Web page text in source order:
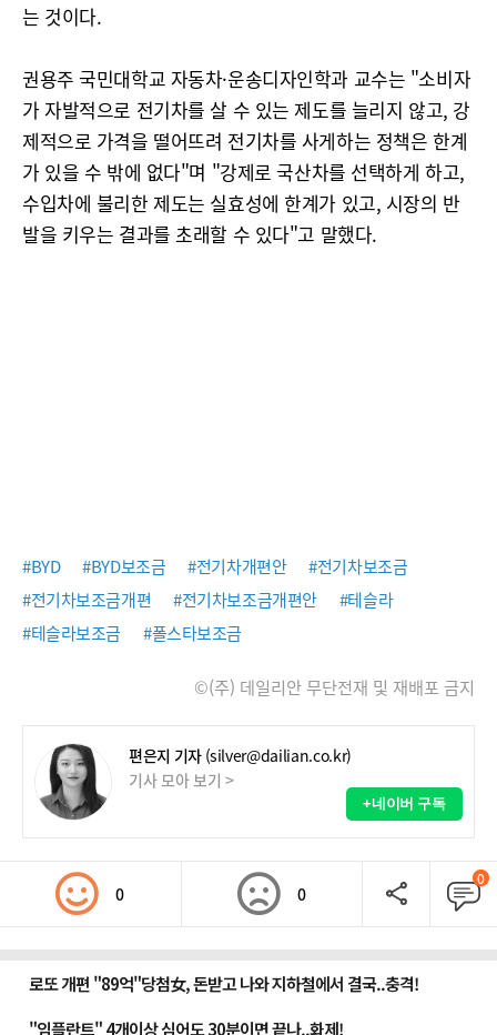
는 것이다.
권용주 국민대학교 자동차·운송디자인학과 교수는 "소비자
가 자발적으로 전기차를 살 수 있는 제도를 늘리지 않고, 강
제적으로 가격을 떨어뜨려 전기차를 사게하는 정책은 한계
가 있을 수 밖에 없다"며 "강제로 국산차를 선택하게 하고,
수입차에 불리한 제도는 실효성에 한계가 있고, 시장의 반
발을 키우는 결과를 초래할 수 있다"고 말했다.
#BYD #BYD보조금 #전기차개편안
#전기차보조금
#전기차보조금개편
#전기차보조금개편안
#테슬라
#테슬라보조금
#폴스타보조금
©(주) 데일리안 무단전재 및 재배포 금지
편은지 기자 (silver@dailian.co.kr)
기사 모아 보기 >
+네이버 구독
0 0
0